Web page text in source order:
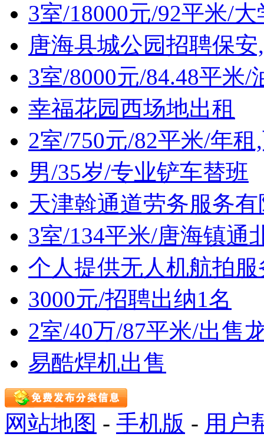
3室/18000元/92平米/
唐海县城公园招聘保安
3室/8000元/84.48平米
幸福花园西场地出租
2室/750元/82平米/年
男/35岁/专业铲车替班
天津斡通道劳务服务
3室/134平米/唐海镇通
个人提供无人机航拍服
3000元/招聘出纳1名
2室/40万/87平米/出售
易酷焊机出售
网站地图 - 手机版 - 用户